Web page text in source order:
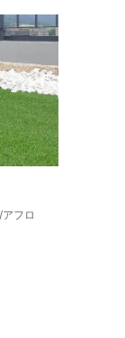
フロ